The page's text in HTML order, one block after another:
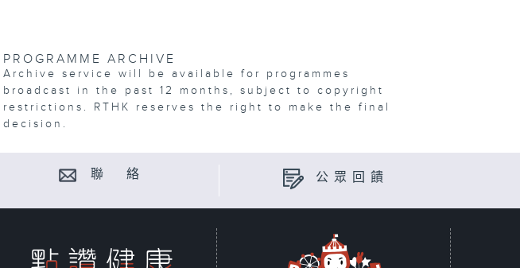
PROGRAMME ARCHIVE
Archive service will be available for programmes
broadcast in the past 12 months, subject to copyright
restrictions. RTHK reserves the right to make the final
decision.
聯 絡 公眾回饋